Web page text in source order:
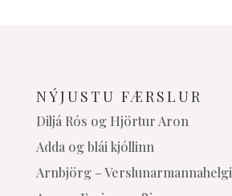
NÝJUSTU FÆRSLUR
Diljá Rós og Hjörtur Aron
Adda og blái kjóllinn
Arnbjörg – Verslunarmannahelgi